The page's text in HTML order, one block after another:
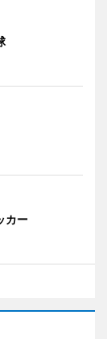
カー